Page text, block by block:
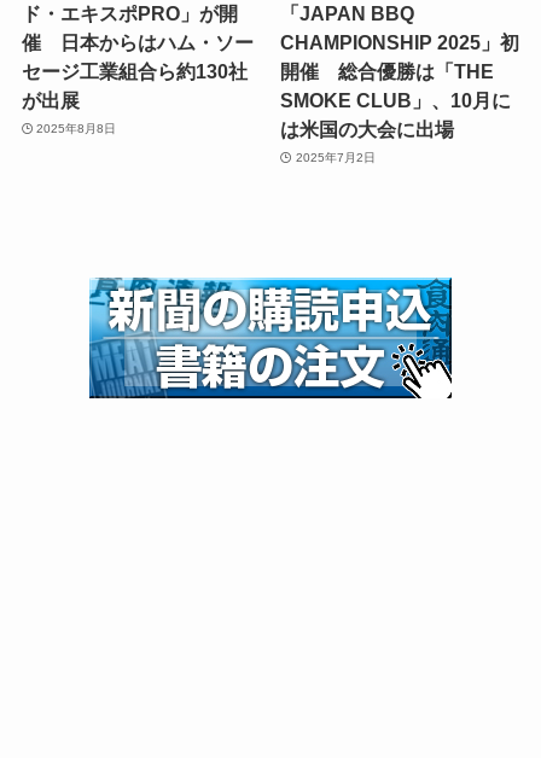
ド・エキスポPRO」が開
催 日本からはハム・ソー
セージ工業組合ら約130社
が出展
2025年8月8日
「JAPAN BBQ
CHAMPIONSHIP 2025」初
開催 総合優勝は「THE
SMOKE CLUB」、10月に
は米国の大会に出場
2025年7月2日